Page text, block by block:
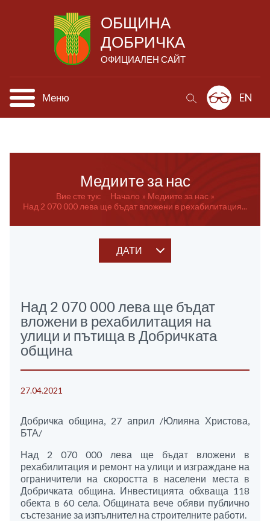
ОБЩИНА
ДОБРИЧКА
ОФИЦИАЛЕН САЙТ
Меню EN
Медиите за нас
Вие сте тук: Начало
Медиите за нас
Над 2 070 000 лева ще бъдат вложени в рехабилитация...
ДАТИ
Над 2 070 000 лева ще бъдат
вложени в рехабилитация на
улици и пътища в Добричката
община
27.04.2021
Добричка община, 27 април /Юлияна Христова,
БТА/
Над 2 070 000 лева ще бъдат вложени в
рехабилитация и ремонт на улици и изграждане на
ограничители на скоростта в населени места в
Добричката община. Инвестицията обхваща 118
обекта в 60 села. Общината вече обяви публично
състезание за изпълнител на строителните работи.